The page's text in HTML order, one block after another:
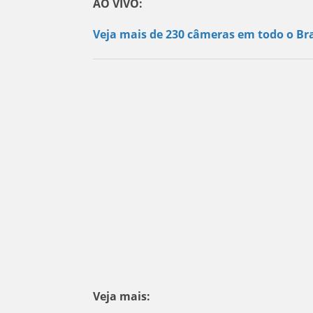
AO VIVO:
Veja mais de 230 câmeras em todo o
Veja mais: